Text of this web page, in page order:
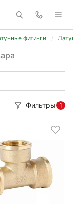
фитинги
Фильтры 1